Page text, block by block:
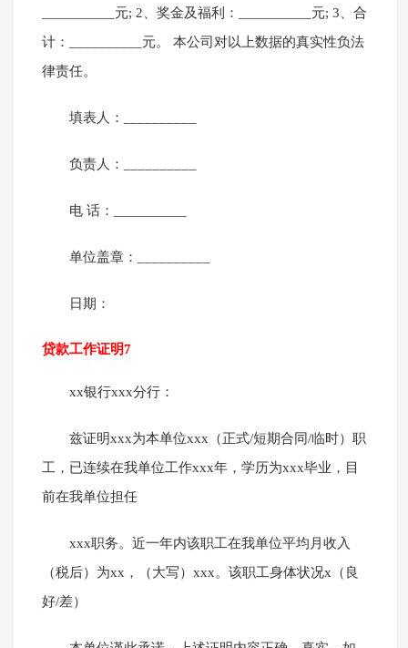
__________元; 2、奖金及福利：__________元; 3、合
计：__________元。 本公司对以上数据的真实性负法
律责任。
填表人：__________
负责人：__________
电 话：__________
单位盖章：__________
日期：
贷款工作证明7
xx银行xxx分行：
兹证明xxx为本单位xxx（正式/短期合同/临时）职
工，已连续在我单位工作xxx年，学历为xxx毕业，目
前在我单位担任
xxx职务。近一年内该职工在我单位平均月收入
（税后）为xx，（大写）xxx。该职工身体状况x（良
好/差）